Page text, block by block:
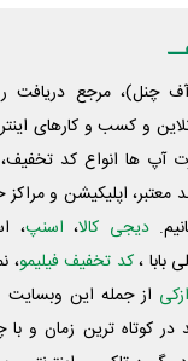
چنل)، مرجع دریافت
و کسب و‌ کارهای
آپ ها انواع کد
اپلیکیشن و مراکز
دیجی کالا، اسنپ،
بابا ،کد تخفیف فیلیمو،
ازکی از جمله این وبسایت
در کوتاه ترین زمان و